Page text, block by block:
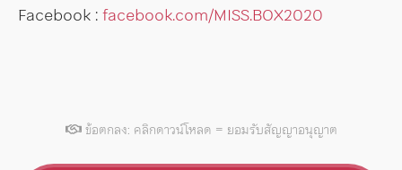
Facebook :facebook.com/MISS.BOX2020
ข้อตกลง: คลิกดาวน์โหลด = ยอมรับสัญญาอนุญาต